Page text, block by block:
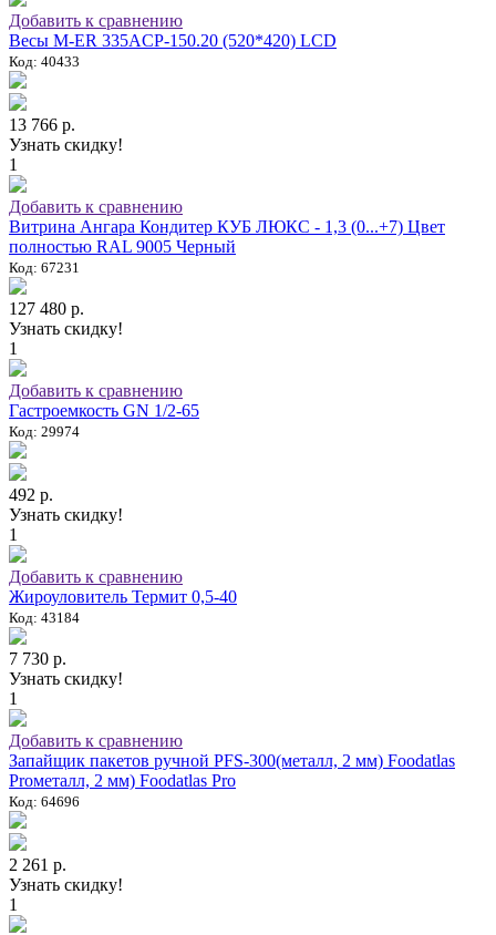
Добавить к сравнению
Весы M-ER 335ACP-150.20 (520*420) LCD
Код: 40433
13 766 р.
Узнать скидку!
1
Добавить к сравнению
Витрина Ангара Кондитер КУБ ЛЮКС - 1,3 (0...+7) Цвет
полностью RAL 9005 Черный
Код: 67231
127 480 р.
Узнать скидку!
1
Добавить к сравнению
Гастроемкость GN 1/2-65
Код: 29974
492 р.
Узнать скидку!
1
Добавить к сравнению
Жироуловитель Термит 0,5-40
Код: 43184
7 730 р.
Узнать скидку!
1
Добавить к сравнению
Запайщик пакетов ручной PFS-300(металл, 2 мм) Foodatlas
Proметалл, 2 мм) Foodatlas Pro
Код: 64696
2 261 р.
Узнать скидку!
1